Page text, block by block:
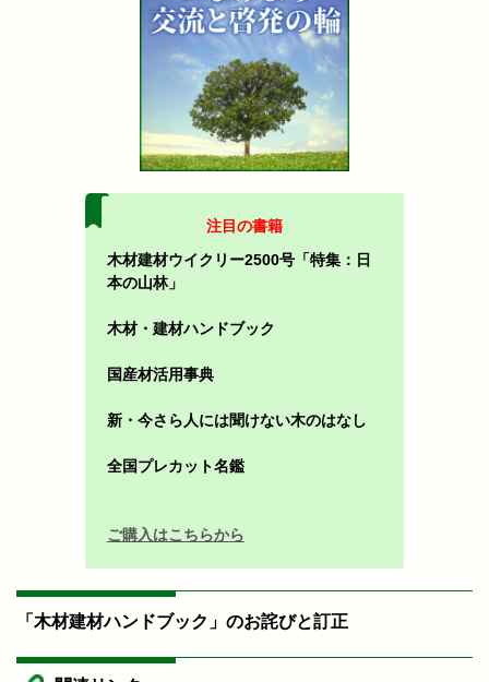
注目の書籍
木材建材ウイクリー2500号「特集：日
本の山林」
木材・建材ハンドブック
国産材活用事典
新・今さら人には聞けない木のはなし
全国プレカット名鑑
ご購入はこちらから
「木材建材ハンドブック」のお詫びと訂正